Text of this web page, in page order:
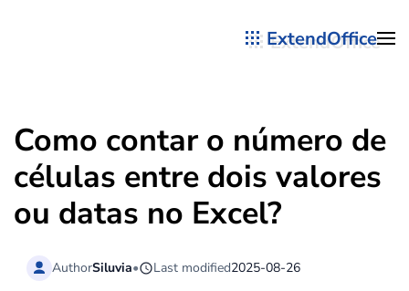
ExtendOffice
Como contar o número de
células entre dois valores
ou datas no Excel?
AuthorSiluvia• Last modified2025-08-26